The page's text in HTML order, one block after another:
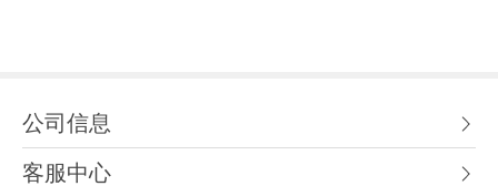
公司信息
客服中心